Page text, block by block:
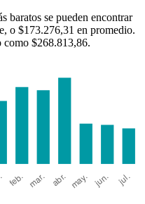
baratos se pueden encontrar
o $173.276,31 en promedio.
como $268.813,86.